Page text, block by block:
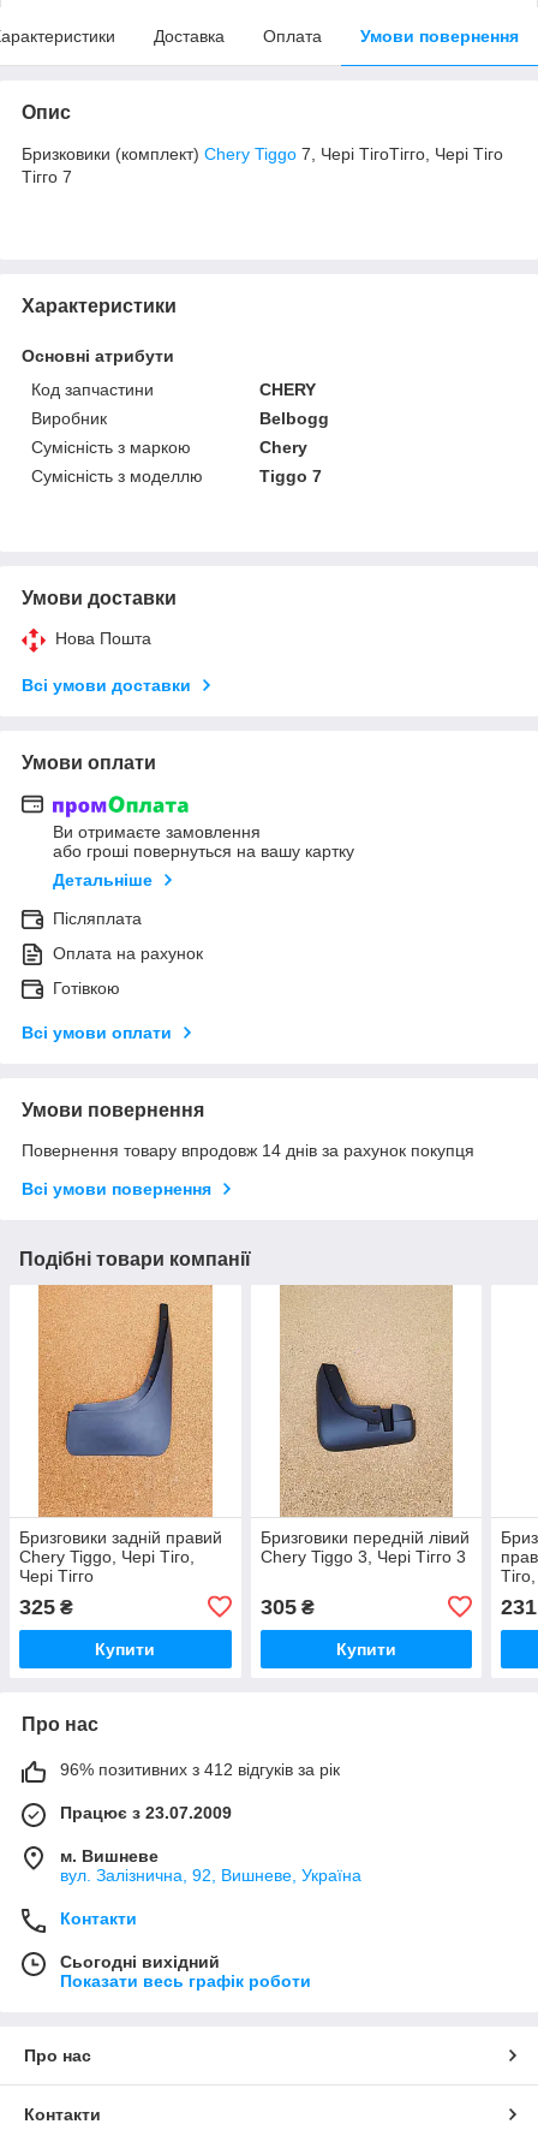
Доставка Оплата Умови повернення
Опис
Бризковики (комплект) Chery Tiggo 7, Чері ТігоТігго, Чері Тіго
Тігго 7
Характеристики
Основні атрибути
Код запчастини
CHERY
Виробник
Belbogg
Сумісність з маркою
Chery
Сумісність з моделлю
Tiggo 7
Умови доставки
Нова Пошта
Всі умови доставки
Умови оплати
Ви отримаєте замовлення
або гроші повернуться на вашу картку
Детальніше
Післяплата
Оплата на рахунок
Готівкою
Всі умови оплати
Умови повернення
Повернення товару впродовж 14 днів за рахунок покупця
Всі умови повернення
Подібні товари компанії
Бризговики задній правий
Chery Tiggo, Чері Тіго,
Чері Тігго
325 ₴
Купити
Бризговики передній лівий
Chery Tiggo 3, Чері Тігго 3
305₴
Купити
231
Про нас
96% позитивних з 412 відгуків за рік
Працює з 23.07.2009
м. Вишневе
вул. Залізнична, 92, Вишневе, Україна
Контакти
Сьогодні вихідний
Показати весь графік роботи
Про нас
Контакти